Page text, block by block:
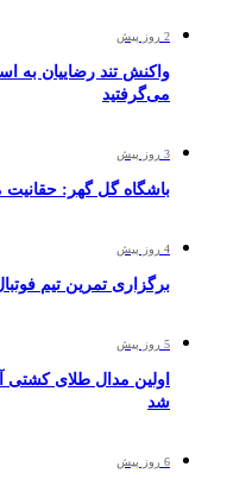
2 روز پیش
واکنش تند رضاییان به
می‌گرفتید
3 روز پیش
باشگاه گل گهر: حقانیت
4 روز پیش
برگزاری تمرین تیم
5 روز پیش
اولین مدال طلای
شد
6 روز پیش